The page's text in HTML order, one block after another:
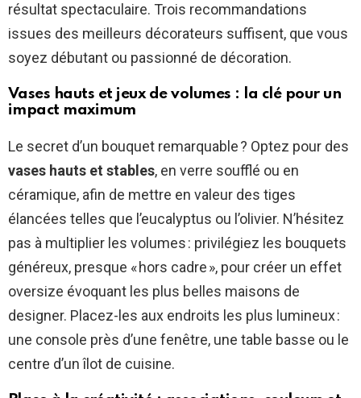
résultat spectaculaire. Trois recommandations
issues des meilleurs décorateurs suffisent, que vous
soyez débutant ou passionné de décoration.
Vases hauts et jeux de volumes : la clé pour un
impact maximum
Le secret d’un bouquet remarquable ? Optez pour des
vases hauts et stables, en verre soufflé ou en
céramique, afin de mettre en valeur des tiges
élancées telles que l’eucalyptus ou l’olivier. N’hésitez
pas à multiplier les volumes : privilégiez les bouquets
généreux, presque « hors cadre », pour créer un effet
oversize évoquant les plus belles maisons de
designer. Placez-les aux endroits les plus lumineux :
une console près d’une fenêtre, une table basse ou le
centre d’un îlot de cuisine.